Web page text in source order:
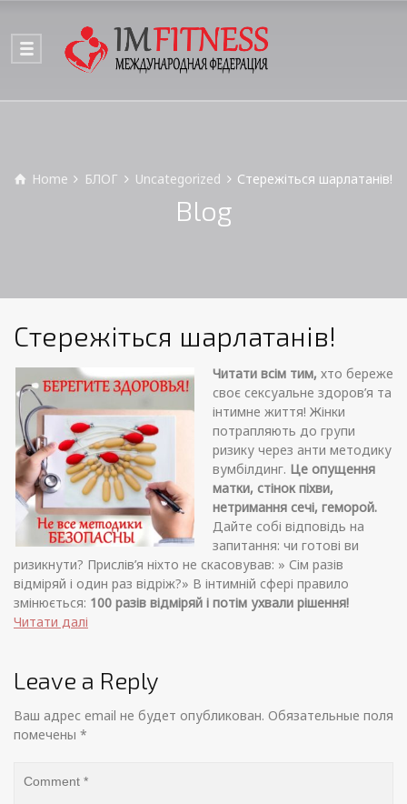
Home БЛОГ Uncategorized Стережіться шарлатанів!
Blog
Стережіться шарлатанів!
Читати всім тим, хто береже
своє сексуальне здоров’я та
інтимне життя! Жінки
потрапляють до групи
ризику через анти методику
вумбілдинг. Це опущення
матки, стінок піхви,
нетримання сечі, геморой.
Дайте собі відповідь на
запитання: чи готові ви
ризикнути? Прислів’я ніхто не скасовував: » Сім разів
відміряй і один раз відріж?» В інтимній сфері правило
змінюється: 100 разів відміряй і потім ухвали рішення!
Читати далі
Leave a Reply
Ваш адрес email не будет опубликован. Обязательные поля
помечены *